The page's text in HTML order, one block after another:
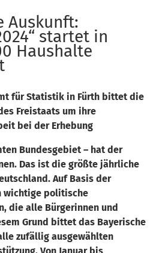
Auskunft:
startet in
Haushalte
für Statistik in Fürth bittet die
Freistaats um ihre
bei der Erhebung
Bundesgebiet – hat der
Das ist die größte jährliche
Auf Basis der
wichtige politische
die alle Bürgerinnen und
Grund bittet das Bayerische
zufällig ausgewählten